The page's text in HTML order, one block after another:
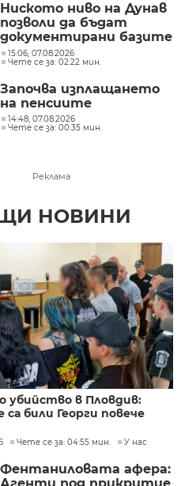
половината от
от бедност
Ниското ниво на Дунав
позволи да бъдат
документирани базите
на Константиновия
мост при с. Гиген
15:06, 07.08.2026
Чете се за: 02:22 мин.
Започва изплащането
на пенсиите
14:48, 07.08.2026
Чете се за: 00:35 мин.
Реклама
НОВИНИ
в Пловдив:
били Георги повече
Чете се за: 04:55 мин. У нас
Фентаниловата афера: